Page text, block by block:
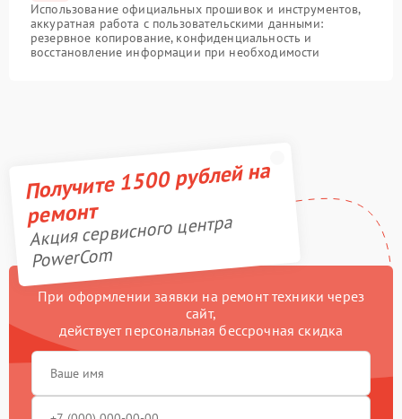
Использование официальных прошивок и инструментов,
аккуратная работа с пользовательскими данными:
резервное копирование, конфиденциальность и
восстановление информации при необходимости
Получите 1500 рублей на
ремонт
Акция сервисного центра
PowerCom
При оформлении заявки на ремонт техники через
сайт,
действует персональная бессрочная скидка